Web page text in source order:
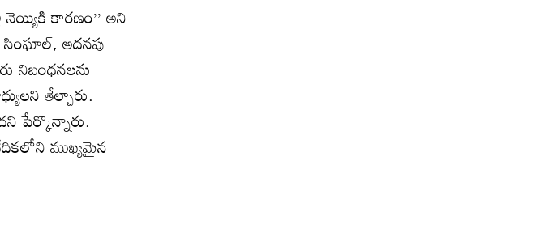
నెయ్యికి కారణం’’ అని
అదనపు
నిబంధనలను
తేల్చారు.
పేర్కొన్నారు.
ముఖ్యమైన